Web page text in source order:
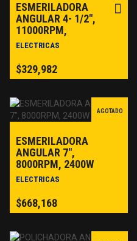
ESMERILADORA
ANGULAR 4- 1/2″,
11000RPM,
ELECTRICAS
$329,982
AGOTADO
ESMERILADORA
ANGULAR 7″,
8000RPM, 2400W
ELECTRICAS
$668,168